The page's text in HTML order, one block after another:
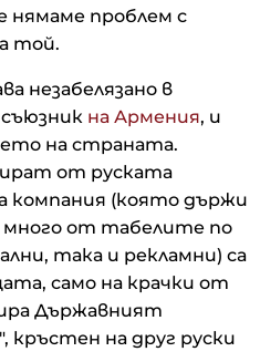
нямаме проблем с
той.
незабелязано в
на Армения, и
на страната.
от руската
компания (която държи
много от табелите по
така и рекламни) са
само на крачки от
Държавният
на друг руски